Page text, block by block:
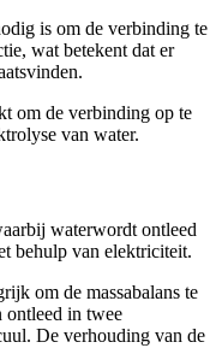
is om de verbinding te
wat betekent dat er
om de verbinding op te
van water.
waterwordt ontleed
behulp van elektriciteit.
om de massabalans te
ontleed in twee
. De verhouding van de